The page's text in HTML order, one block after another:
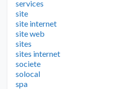
services
site
site internet
site web
sites
sites internet
societe
solocal
spa